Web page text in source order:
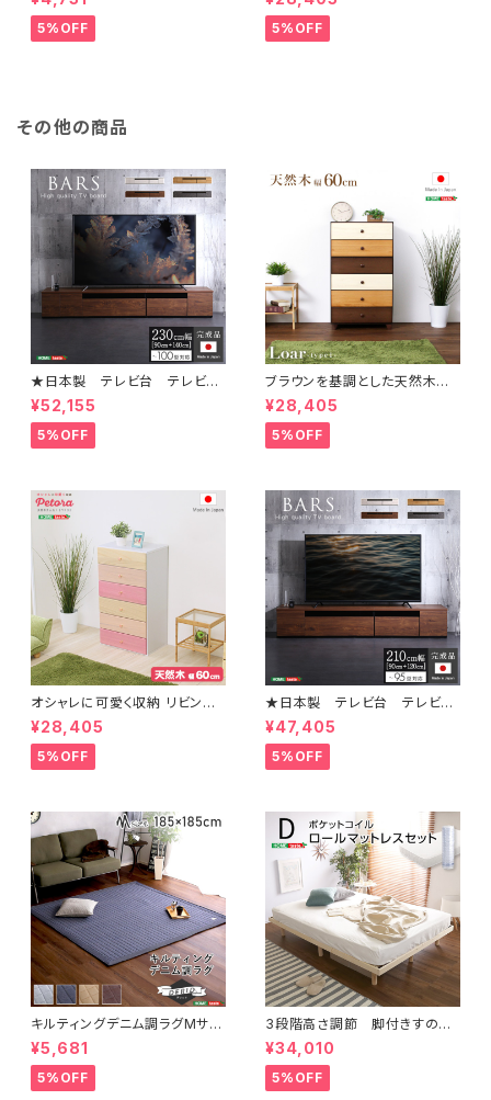
DC
5%OFF
天然木（桐）日本製｜petora-
ペトラ- SH-08-PTR90
5%OFF
その他の商品
★日本製 テレビ台 テレビボ
ード 230cm幅 【BARS-バ
ース-】 SH-24-BR230
¥52,155
5%OFF
ブラウンを基調とした天然木ハ
イチェスト 6段 幅60cm Loar
シリーズ 日本製・完成品｜Loar
-ロア- type1 SH-08-LR60
¥28,405
5%OFF
オシャレに可愛く収納 リビング
用ハイチェスト 6段 幅60cm 天
然木（桐）日本製｜petora-ペト
ラ- SH-08-PTR60
¥28,405
5%OFF
★日本製 テレビ台 テレビボ
ード 210cm幅 【BARS-バー
ス-】 SH-24-BR210
¥47,405
5%OFF
キルティングデニム調ラグMサイ
ズ(185x185cm)オールシーズ
ン、滑り止め付き、手洗い対応【D
erid-デリッド-】 DRG-M
¥5,681
5%OFF
3段階高さ調節 脚付きすのこ
ベッド(ダブル) 【Lilitta-リリッ
タ-】(ポケットコイルロールマット
レス付き) ダブル LPS-HRM
-D
¥34,010
5%OFF